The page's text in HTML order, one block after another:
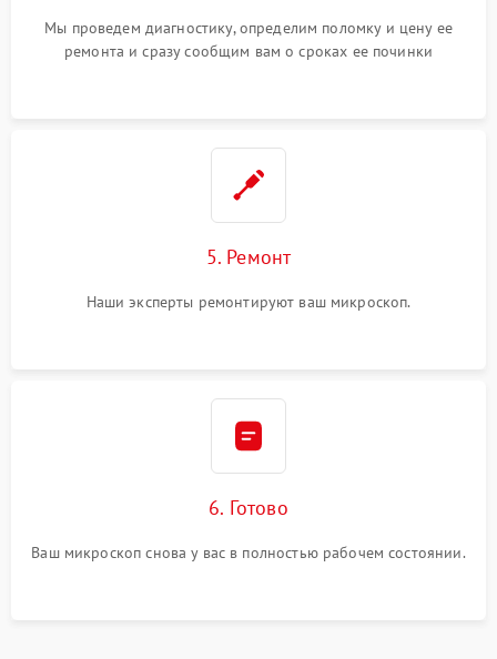
Мы проведем диагностику, определим поломку и цену ее
ремонта и сразу сообщим вам о сроках ее починки
5. Ремонт
Наши эксперты ремонтируют ваш микроскоп.
6. Готово
Ваш микроскоп снова у вас в полностью рабочем состоянии.